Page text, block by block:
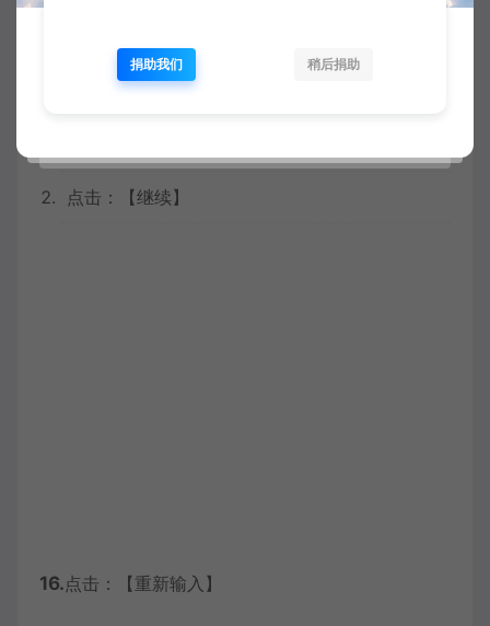
点击：【继续】
16.点击：【重新输入】
捐助我们 稍后捐助